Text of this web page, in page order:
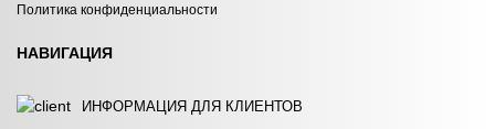
ЗАКАЗАТЬ
Политика конфиденциальности
НАВИГАЦИЯ
ИНФОРМАЦИЯ ДЛЯ КЛИЕНТОВ